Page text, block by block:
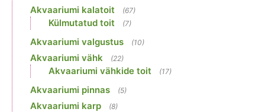
Akvaariumi kalatoit (67)
Külmutatud toit (7)
Akvaariumi valgustus (10)
Akvaariumi vähk (22)
Akvaariumi vähkide toit (17)
Akvaariumi pinnas (5)
Akvaariumi karp (8)